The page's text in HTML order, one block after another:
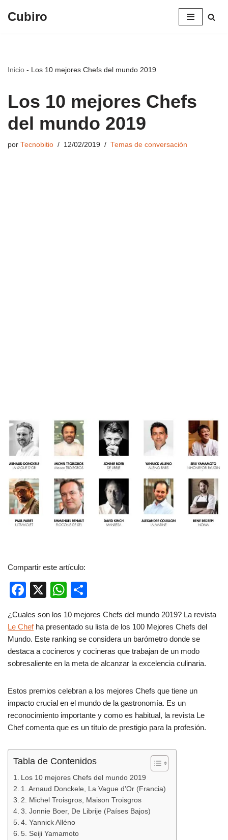
Cubiro
Inicio - Los 10 mejores Chefs del mundo 2019
Los 10 mejores Chefs
del mundo 2019
por Tecnobitio 12/02/2019 Temas de conversación
Compartir este artículo:
F
c
e
b
o
o
k
X
W
at
s
A
p
p
m
p
ar
tir
¿Cuales son los 10 mejores Chefs del mundo 2019? La revista
Le Chefha presentado su lista de los 100 Mejores Chefs del
Mundo. Este ranking se considera un barómetro donde se
destaca a cocineros y cocineras que trabajan de un modo
sobresaliente en la meta de alcanzar la excelencia culinaria.
Estos premios celebran a los mejores Chefs que tiene un
impacto crucial en el mundo de la gastronomía. Es un
reconocimiento importante y como es habitual, la revista Le
Chef comenta que es un título de prestigio para la profesión.
Tabla de Contenidos
Los 10 mejores Chefs del mundo 2019
1. Arnaud Donckele, La Vague d’Or (Francia)
2. Michel Troisgros, Maison Troisgros
3. Jonnie Boer, De Librije (Países Bajos)
4. Yannick Alléno
5. Seiji Yamamoto